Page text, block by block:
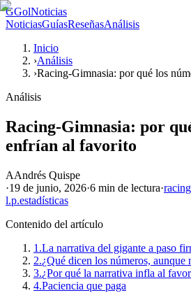
GGolNoticias
NoticiasGuíasReseñasAnálisis
Inicio
›Análisis
›Racing-Gimnasia: por qué los
Análisis
Racing-Gimnasia: por
enfrían al favorito
AAndrés Quispe
·19 de junio, 2026·6 min de lectura·
l.p.estadísticas
Contenido del artículo
1.La narrativa del gigante a paso
2.¿Qué dicen los números, aunque
3.¿Por qué la narrativa infla al
4.Paciencia que paga